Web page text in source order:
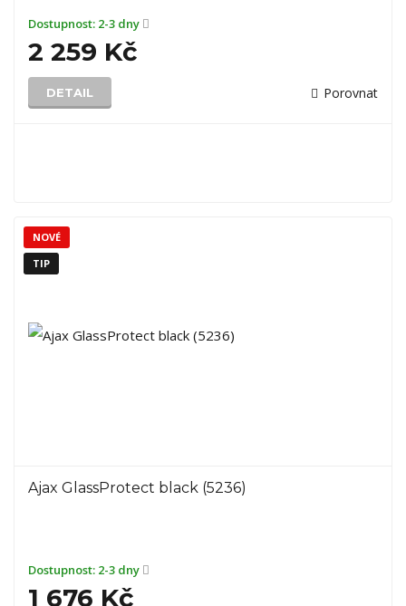
Dostupnost: 2-3 dny
2 259 Kč
DETAIL Porovnat
Ajax GlassProtect black (5236)
Dostupnost: 2-3 dny
1 676 Kč
NOVÉ
TIP